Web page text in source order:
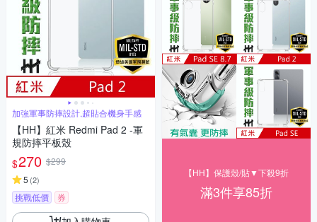
加強軍事防摔設計,超貼合機身手感
【HH】紅米 Redmi Pad 2 -軍
規防摔平板殼
$270 $299
5 (2)
挑戰低價 券
【HH】保護殼/貼▼下殺9折
滿3件享85折